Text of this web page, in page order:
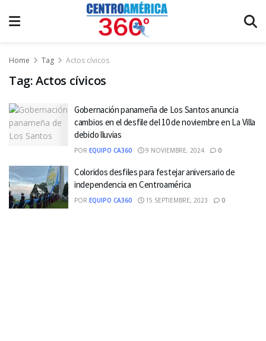
Home Tag Actos cívicos
Tag:Actos cívicos
Gobernación panameña de Los Santos anuncia
cambios en el desfile del 10 de noviembre en La Villa
debido lluvias
POR EQUIPO CA360 9 NOVIEMBRE, 2024 0
Coloridos desfiles para festejar aniversario de
independencia en Centroamérica
POR EQUIPO CA360 15 SEPTIEMBRE, 2023 0